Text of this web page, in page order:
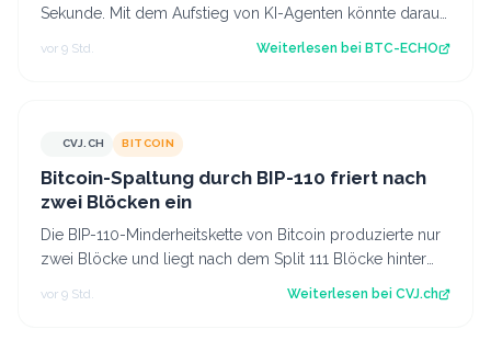
Sekunde. Mit dem Aufstieg von KI-Agenten könnte daraus
vor 9 Std. Weiterlesen bei BTC-ECHO
CVJ.CHCVJ.CH BITCOIN
Bitcoin-Spaltung durch BIP-110 friert nach
zwei Blöcken ein
Die BIP-110-Minderheitskette von Bitcoin produzierte nur
zwei Blöcke und liegt nach dem Split 111 Blöcke hinter
vor 9 Std. Weiterlesen bei CVJ.ch